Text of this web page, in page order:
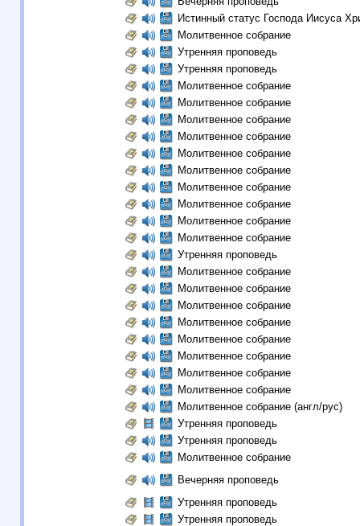
Истинный статус Господа Иисуса
Молитвенное собрание
Утренняя проповедь
Утренняя проповедь
Молитвенное собрание
Молитвенное собрание
Молитвенное собрание
Молитвенное собрание
Молитвенное собрание
Молитвенное собрание
Молитвенное собрание
Молитвенное собрание
Молитвенное собрание
Молитвенное собрание
Утренняя проповедь
Молитвенное собрание
Молитвенное собрание
Молитвенное собрание
Молитвенное собрание
Молитвенное собрание
Молитвенное собрание
Молитвенное собрание
Молитвенное собрание
Молитвенное собрание (англ/рус)
Утренняя проповедь
Утренняя проповедь
Молитвенное собрание
Вечерняя проповедь
Утренняя проповедь
Утренняя проповедь